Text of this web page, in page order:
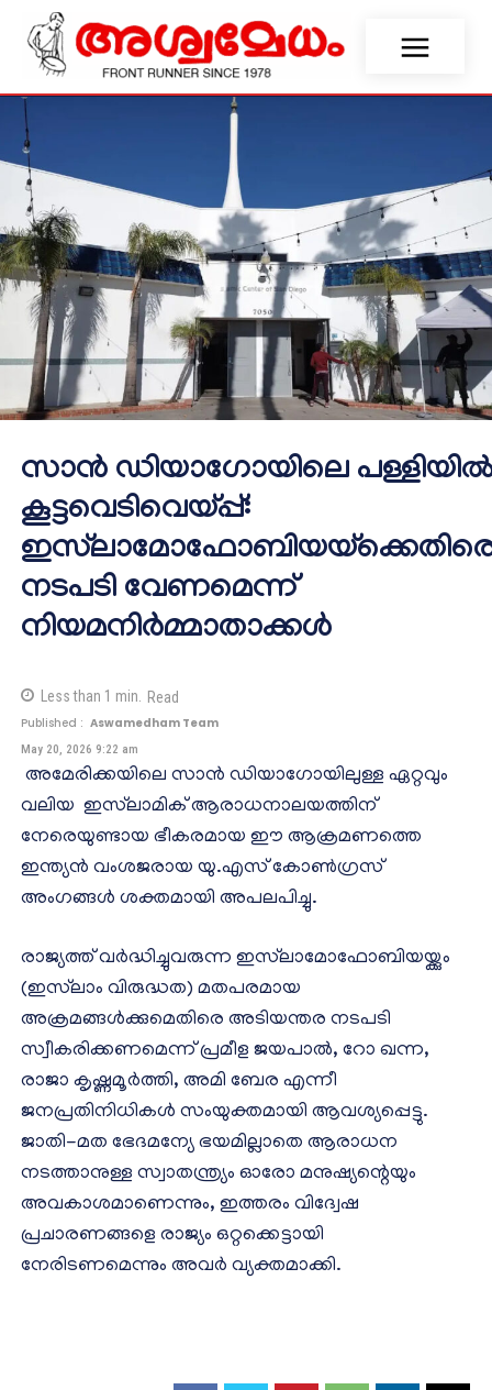
സാൻ ഡിയാഗോയിലെ
കൂട്ടവെടിവെയ്പ്പ്:
നടപടി വേണമെന്ന്
നിയമനിർമ്മാതാക്കൾ
Less than 1 min. Read
Published : Aswamedham Team
May 20, 2026 9:22 am
അമേരിക്കയിലെ സാൻ ഡിയാഗോയിലുള്ള ഏറ്റവും
വലിയ ഇസ്‌ലാമിക് ആരാധനാലയത്തിന്
നേരെയുണ്ടായ ഭീകരമായ ഈ ആക്രമണത്തെ
ഇന്ത്യൻ വംശജരായ യു.എസ് കോൺഗ്രസ്
അംഗങ്ങൾ ശക്തമായി അപലപിച്ചു.
രാജ്യത്ത് വർദ്ധിച്ചുവരുന്ന ഇസ്‌ലാമോഫോബിയയ്ക്കും
(ഇസ്‌ലാം വിരുദ്ധത) മതപരമായ
അക്രമങ്ങൾക്കുമെതിരെ അടിയന്തര നടപടി
സ്വീകരിക്കണമെന്ന് പ്രമീള ജയപാൽ, റോ ഖന്ന,
രാജാ കൃഷ്ണമൂർത്തി, അമി ബേര എന്നീ
ജനപ്രതിനിധികൾ സംയുക്തമായി ആവശ്യപ്പെട്ടു.
ജാതി-മത ഭേദമന്യേ ഭയമില്ലാതെ ആരാധന
നടത്താനുള്ള സ്വാതന്ത്ര്യം ഓരോ മനുഷ്യന്റെയും
അവകാശമാണെന്നും, ഇത്തരം വിദ്വേഷ
പ്രചാരണങ്ങളെ രാജ്യം ഒറ്റക്കെട്ടായി
നേരിടണമെന്നും അവർ വ്യക്തമാക്കി.